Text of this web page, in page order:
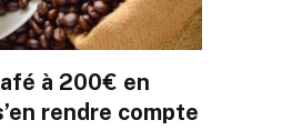
à 200€ en
rendre compte